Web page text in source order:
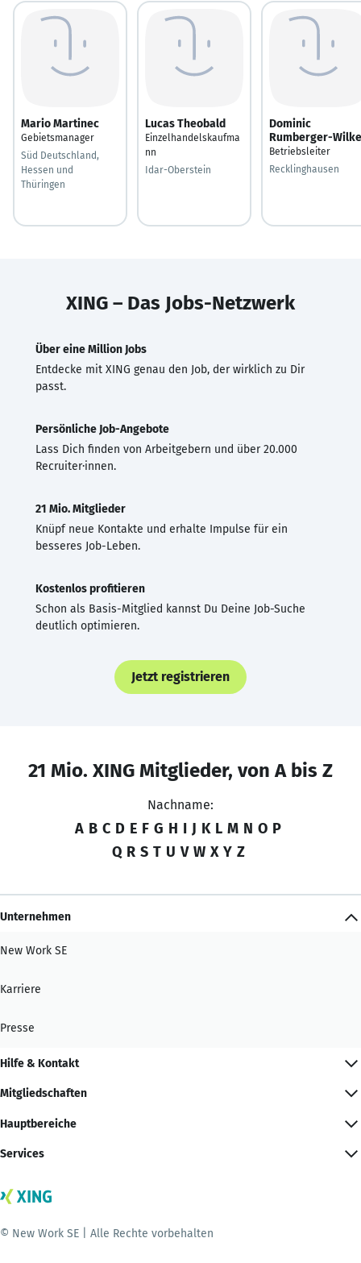
Mario Martinec
Gebietsmanager
Süd Deutschland,
Hessen und
Thüringen
Lucas Theobald
Einzelhandelskaufma
nn
Idar-Oberstein
Dominic
Rumberger-
Betriebsleiter
Recklinghausen
XING – Das Jobs-Netzwerk
Über eine Million Jobs
Entdecke mit XING genau den Job, der wirklich zu Dir
passt.
Persönliche Job-Angebote
Lass Dich finden von Arbeitgebern und über 20.000
Recruiter·innen.
21 Mio. Mitglieder
Knüpf neue Kontakte und erhalte Impulse für ein
besseres Job-Leben.
Kostenlos profitieren
Schon als Basis-Mitglied kannst Du Deine Job-Suche
deutlich optimieren.
Jetzt registrieren
21 Mio. XING Mitglieder, von A bis Z
Nachname:
A B C D E F G H I J K L M N O P
Q R S T U V W X Y Z
Unternehmen
New Work SE
Karriere
Presse
Hilfe & Kontakt
Mitgliedschaften
Hauptbereiche
Services
© New Work SE | Alle Rechte vorbehalten